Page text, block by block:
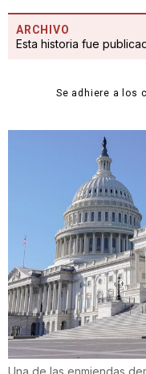
ARCHIVO
Esta historia fue
Se adhiere a los